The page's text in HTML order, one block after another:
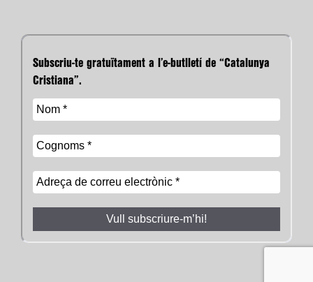
Subscriu-te gratuïtament a l’e-butlletí de “Catalunya
Cristiana”.